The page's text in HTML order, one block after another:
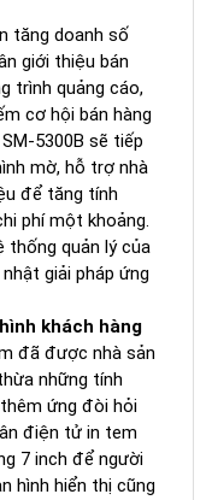
tăng doanh số
giới thiệu bán
trình quảng cáo,
cơ hội bán hàng
5300B sẽ tiếp
mờ, hỗ trợ nhà
để tăng tính
phí một khoảng.
thống quản lý của
giải pháp ứng
khách hàng
đã được nhà sản
những tính
ứng đòi hỏi
điện tử in tem
7 inch để người
hình hiển thị cũng